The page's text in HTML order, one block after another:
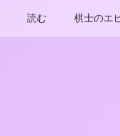
読む 棋士のエ